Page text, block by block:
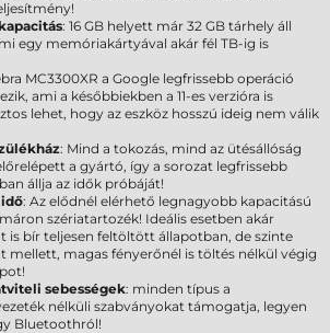
: 16 GB helyett már 32 GB tárhely áll
egy memóriakártyával akár fél TB-ig is
MC3300XR a Google legfrissebb operáció
ami a későbbiekben a 11-es verzióra is
lehet, hogy az eszköz hosszú ideig nem válik
: Mind a tokozás, mind az ütésállóság
a gyártó, így a sorozat legfrissebb
állja az idők próbáját!
: Az elődnél elérhető legnagyobb kapacitású
szériatartozék! Ideális esetben akár
is bír teljesen feltöltött állapotban, de szinte
mellett, magas fényerőnél is töltés nélkül végig
sebességek: minden típus a
nélküli szabványokat támogatja, legyen
Bluetoothról!